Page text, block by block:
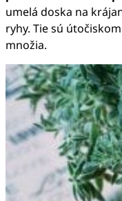
umelá doska na
ryhy. Tie sú
množia.